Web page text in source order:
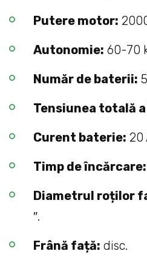
Putere motor:
Autonomie: 60-70
Număr de baterii:
Tensiunea totală
Curent baterie: 20
Timp de încărcare:
Diametrul roților
″.
Frână față: disc.